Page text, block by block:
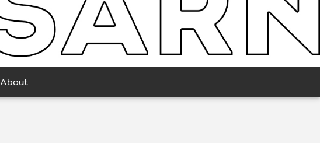
About